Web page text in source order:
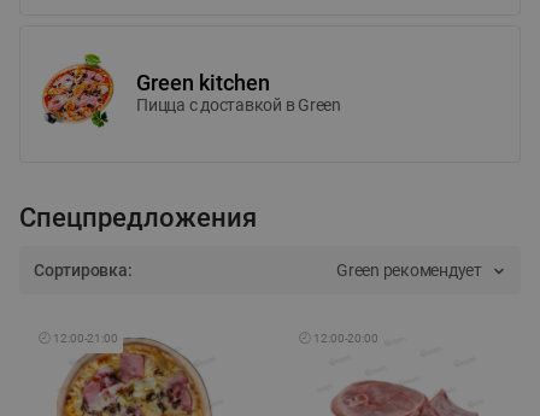
Green kitchen
Пицца c доставкой в Green
Спецпредложения
Сортировка: Green рекомендует
🕘 12:00-21:00 🕘 12:00-20:00